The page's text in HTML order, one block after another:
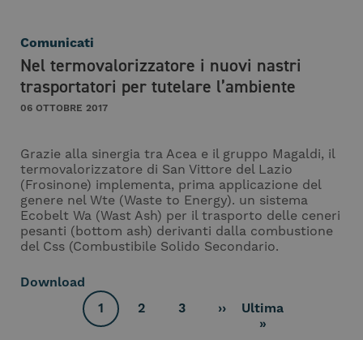
Comunicati
Nel termovalorizzatore i nuovi nastri
trasportatori per tutelare l’ambiente
06 OTTOBRE 2017
Grazie alla sinergia tra Acea e il gruppo Magaldi, il
termovalorizzatore di San Vittore del Lazio
(Frosinone) implementa, prima applicazione del
genere nel Wte (Waste to Energy). un sistema
Ecobelt Wa (Wast Ash) per il trasporto delle ceneri
pesanti (bottom ash) derivanti dalla combustione
del Css (Combustibile Solido Secondario.
Download
Paginazione
Pagina
attuale
1 Page
2 Page
3
Pagina
successiva
››
Ultima
Ultima
»